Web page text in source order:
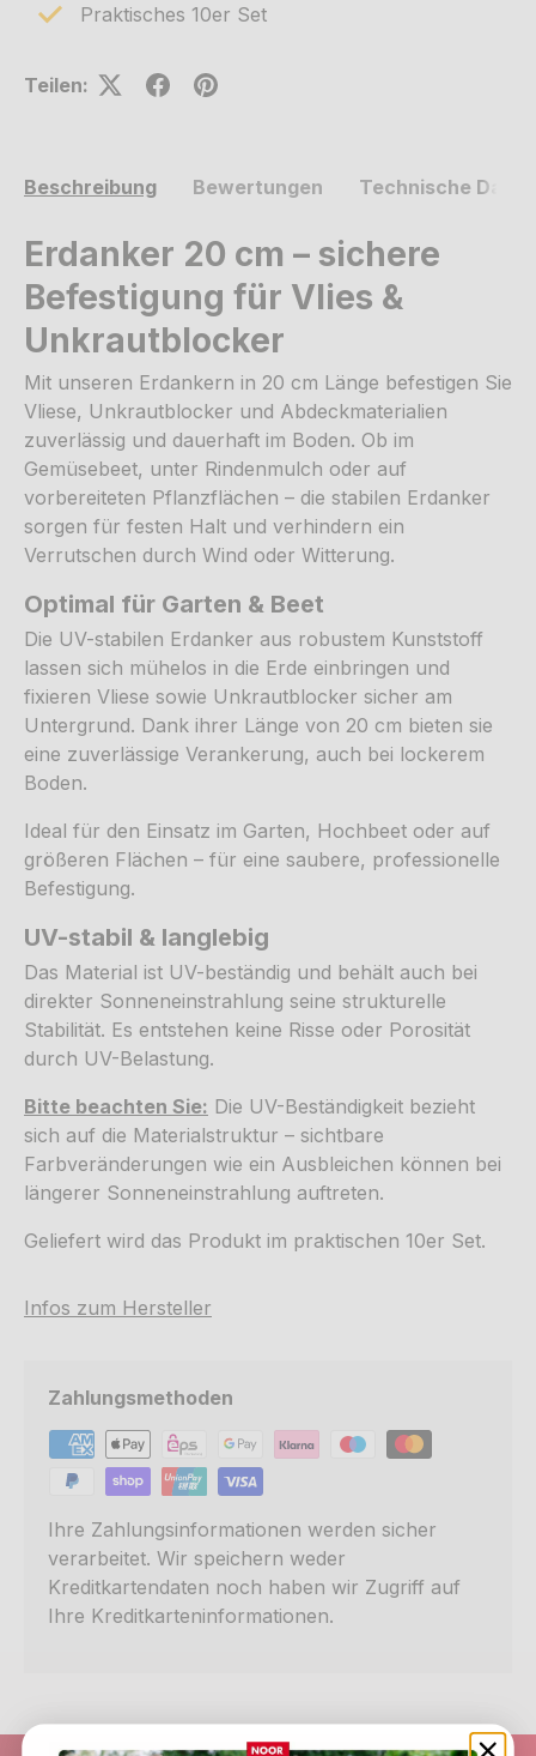
Praktisches 10er Set
Teilen:
Beschreibung Bewertungen Technische Daten
Erdanker 20 cm – sichere
Befestigung für Vlies &
Unkrautblocker
Mit unseren Erdankern in 20 cm Länge befestigen Sie
Vliese, Unkrautblocker und Abdeckmaterialien
zuverlässig und dauerhaft im Boden. Ob im
Gemüsebeet, unter Rindenmulch oder auf
vorbereiteten Pflanzflächen – die stabilen Erdanker
sorgen für festen Halt und verhindern ein
Verrutschen durch Wind oder Witterung.
Optimal für Garten & Beet
Die UV-stabilen Erdanker aus robustem Kunststoff
lassen sich mühelos in die Erde einbringen und
fixieren Vliese sowie Unkrautblocker sicher am
Untergrund. Dank ihrer Länge von 20 cm bieten sie
eine zuverlässige Verankerung, auch bei lockerem
Boden.
Ideal für den Einsatz im Garten, Hochbeet oder auf
größeren Flächen – für eine saubere, professionelle
Befestigung.
UV-stabil & langlebig
Das Material ist UV-beständig und behält auch bei
direkter Sonneneinstrahlung seine strukturelle
Stabilität. Es entstehen keine Risse oder Porosität
durch UV-Belastung.
Bitte beachten Sie: Die UV-Beständigkeit bezieht
sich auf die Materialstruktur – sichtbare
Farbveränderungen wie ein Ausbleichen können bei
längerer Sonneneinstrahlung auftreten.
Geliefert wird das Produkt im praktischen 10er Set.
Infos zum Hersteller
Zahlungsmethoden
Ihre Zahlungsinformationen werden sicher
verarbeitet. Wir speichern weder
Kreditkartendaten noch haben wir Zugriff auf
Ihre Kreditkarteninformationen.